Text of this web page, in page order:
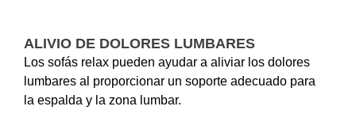
ALIVIO DE DOLORES LUMBARES
Los sofás relax pueden ayudar a aliviar los dolores
lumbares al proporcionar un soporte adecuado para
la espalda y la zona lumbar.